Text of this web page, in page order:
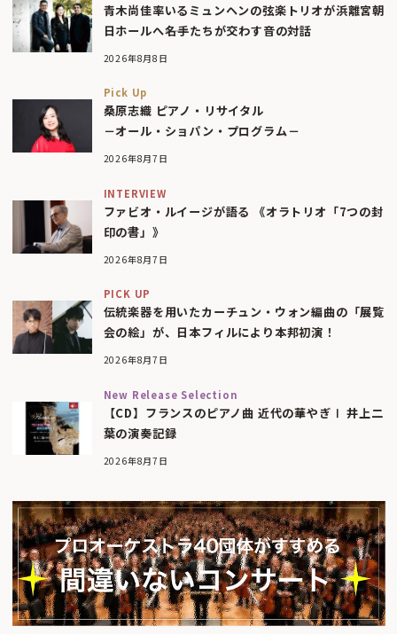
青木尚佳率いるミュンヘンの弦楽トリオが浜離宮朝
日ホールへ――名手たちが交わす音の対話
2026年8月8日
Pick Up
桑原志織 ピアノ・リサイタル
－オール・ショパン・プログラム－
2026年8月7日
INTERVIEW
ファビオ・ルイージが語る 《オラトリオ「7つの封
印の書」》
2026年8月7日
PICK UP
伝統楽器を用いたカーチュン・ウォン編曲の「展覧
会の絵」が、日本フィルにより本邦初演！
2026年8月7日
New Release Selection
【CD】フランスのピアノ曲 近代の華やぎⅠ 井上二
葉の演奏記録
2026年8月7日